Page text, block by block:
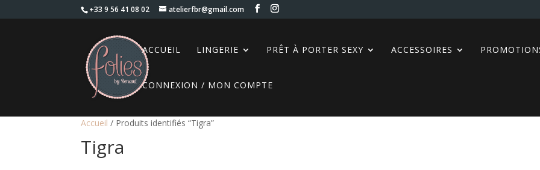
+33 9 56 41 08 02 atelierfbr@gmail.com
ACCUEIL LINGERIE PRÊT À PORTER SEXY ACCESSOIRES
CONNEXION / MON COMPTE
Accueil / Produits identifiés “Tigra”
Tigra